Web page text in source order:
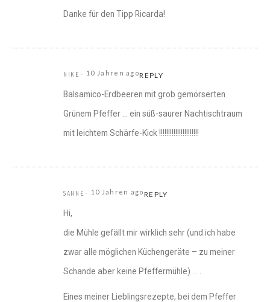
Danke für den Tipp Ricarda!
NIKE 10 Jahren agoREPLY
Balsamico-Erdbeeren mit grob gemörserten
Grünem Pfeffer … ein süß-saurer Nachtischtraum
mit leichtem Schärfe-Kick !!!!!!!!!!!!!!!!!!!!!!
SANNE 10 Jahren agoREPLY
Hi,
die Mühle gefällt mir wirklich sehr (und ich habe
zwar alle möglichen Küchengeräte – zu meiner
Schande aber keine Pfeffermühle) . . .
Eines meiner Lieblingsrezepte, bei dem Pfeffer